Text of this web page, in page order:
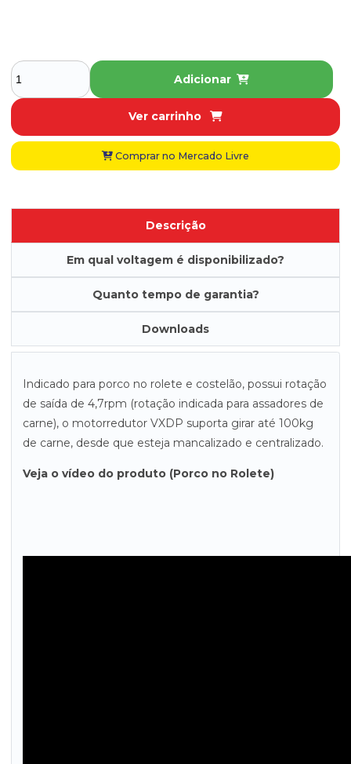
Adicionar
Ver carrinho
Comprar no Mercado Livre
Descrição
Em qual voltagem é disponibilizado?
Quanto tempo de garantia?
Downloads
Indicado para porco no rolete e costelão, possui rotação
de saída de 4,7rpm (rotação indicada para assadores de
carne), o motorredutor VXDP suporta girar até 100kg
de carne, desde que esteja mancalizado e centralizado.
Veja o vídeo do produto (Porco no Rolete)